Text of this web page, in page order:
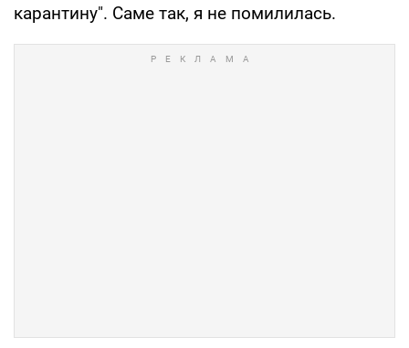
карантину". Саме так, я не помилилась.